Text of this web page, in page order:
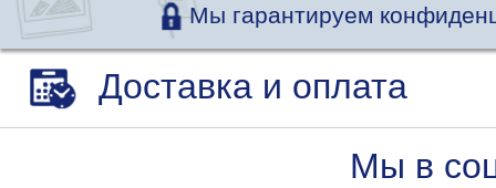
Мы гарантируем
Доставка и оплата
Мы в